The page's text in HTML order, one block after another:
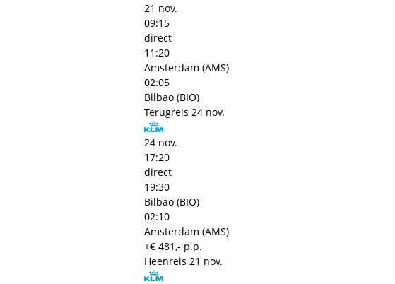
21 nov.
09:15
direct
11:20
Amsterdam (AMS)
02:05
Bilbao (BIO)
Terugreis 24 nov.
24 nov.
17:20
direct
19:30
Bilbao (BIO)
02:10
Amsterdam (AMS)
+€ 481,- p.p.
Heenreis 21 nov.